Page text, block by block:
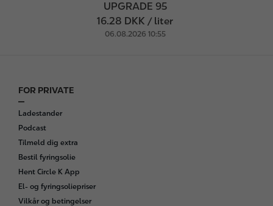
UPGRADE 95
16.28 DKK / liter
06.08.2026 10:55
F
o
o
t
e
r
FOR PRIVATE
Ladestander
Podcast
Tilmeld dig extra
Bestil fyringsolie
Hent Circle K App
El- og fyringsoliepriser
Vilkår og betingelser